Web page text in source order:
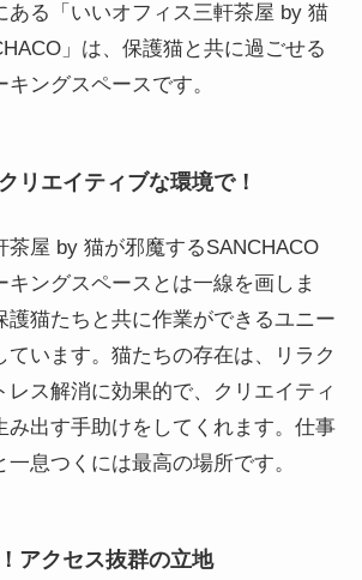
ある「いいオフィス三軒茶屋 by 猫
」は、保護猫と共に過ごせる
ングスペースです。
リエイティブな環境で！
茶屋 by 猫が邪魔するSANCHACO
キングスペースとは一線を画しま
護猫たちと共に作業ができるユニー
ています。猫たちの存在は、リラク
レス解消に効果的で、クリエイティ
み出す手助けをしてくれます。仕事
息つくには最高の場所です。
アクセス抜群の立地